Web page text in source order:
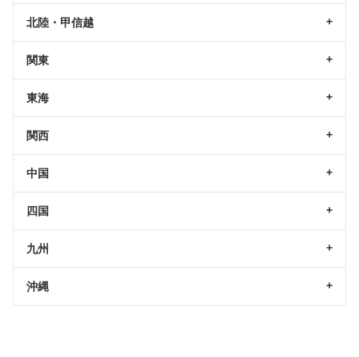
北陸・甲信越
関東
東海
関西
中国
四国
九州
沖縄